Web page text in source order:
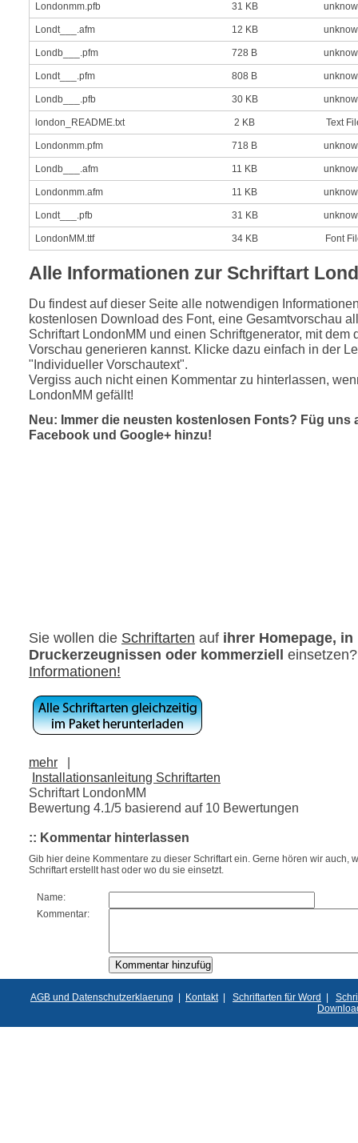
Londonmm.pfb 31 KB
Londt___.afm 12 KB
Londb___.pfm 728 B
Londt___.pfm 808 B
Londb___.pfb 30 KB
london_README.txt 2 KB Text
Londonmm.pfm 718 B
Londb___.afm 11 KB
Londonmm.afm 11 KB
Londt___.pfb 31 KB
LondonMM.ttf 34 KB Font
Alle Informationen zur Schriftart
Du findest auf dieser Seite alle notwendigen
kostenlosen Download des Font, eine Gesamtvorschau
Schriftart LondonMM und einen Schriftgenerator, mit dem
Vorschau generieren kannst. Klicke dazu einfach in der
"Individueller Vorschautext".
Vergiss auch nicht einen Kommentar zu hinterlassen,
LondonMM gefällt!
Neu: Immer die neusten kostenlosen Fonts? Füg uns
Facebook und Google+ hinzu!
Sie wollen die Schriftarten auf ihrer Homepage, in
Druckerzeugnissen oder kommerziell
Informationen!
mehr
|
Installationsanleitung Schriftarten
Schriftart LondonMM
Bewertung 4.1/5 basierend auf 10 Bewertungen
:: Kommentar hinterlassen
Gib hier deine Kommentare zu dieser Schriftart ein. Gerne hören wir auch,
Schriftart erstellt hast oder wo du sie einsetzt.
Name:
Kommentar:
AGB und Datenschutzerklaerung | Kontakt| Schriftarten für Word |